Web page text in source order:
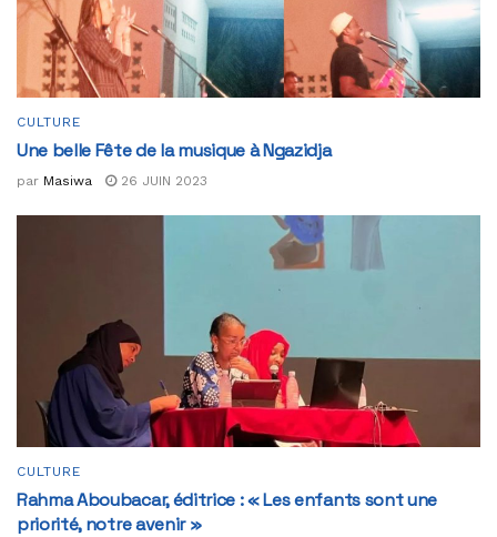
CULTURE
Une belle Fête de la musique à Ngazidja
par Masiwa 26 JUIN 2023
CULTURE
Rahma Aboubacar, éditrice : « Les enfants sont une
priorité, notre avenir »